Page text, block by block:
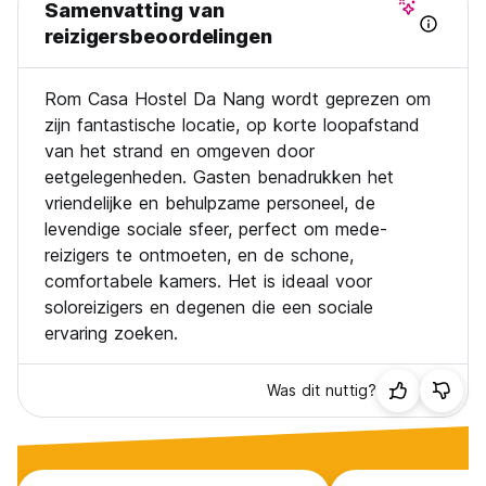
en fietsen bij een van de meest gerenommeerde
fietsverhuurbedrijven in Da Nang.
je te helpen met alle aanbevelingen die je nodig hebt!
Aarzel niet om advies te vragen om je tijd in Da Nang
optimaal te benutten.
Gratis gefilterd drinkwater in het hele hostel.
-Eten is NIET toegestaan op de kamers, behalve water en
lichte dranken.
-Geen alcohol van buitenaf toegestaan op het terrein,
conform de lokale regelgeving.
-Respecteer de rusttijden 😴😴😴
-Gebruik van de fitnessruimte - 50 km
De hoofdbar van het hostel sluit om middernacht.
Rusttijden voor de villakamers: 22:00 - 08:00 uur.
Rusttijden voor de containerkamers: middernacht - 08:00
uur.
Samenvatting van
reizigersbeoordelingen
Rom Casa Hostel Da Nang wordt geprezen om
zijn fantastische locatie, op korte loopafstand
van het strand en omgeven door
eetgelegenheden. Gasten benadrukken het
vriendelijke en behulpzame personeel, de
levendige sociale sfeer, perfect om mede-
reizigers te ontmoeten, en de schone,
comfortabele kamers. Het is ideaal voor
soloreizigers en degenen die een sociale
ervaring zoeken.
Was dit nuttig?